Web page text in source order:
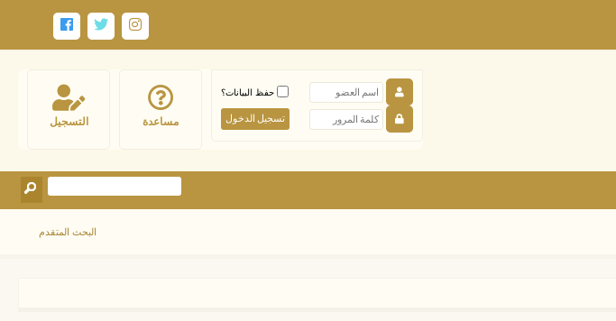
التسجيل مساعدة
حفظ البيانات؟
البحث المتقدم